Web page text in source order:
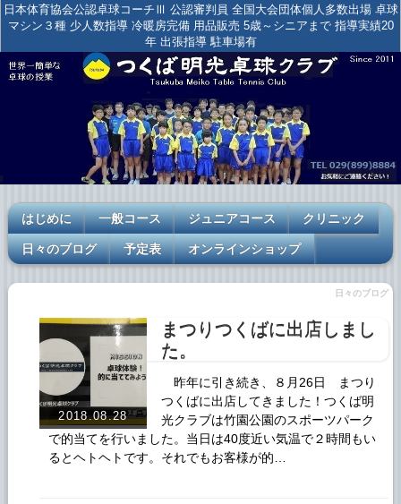
日本体育協会公認卓球コーチⅢ 公認審判員 全国大会団体個人多数出場 卓球
マシン３種 少人数指導 冷暖房完備 用品販売 5歳～シニアまで 指導実績20
年 出張指導 駐車場有
はじめに 一般コース ジュニアコース クリニック
日々のブログ 予定表 オンラインショップ
日々のブログ
2018.08.28
まつりつくばに出店しまし
た。
昨年に引き続き、８月26日 まつり
つくばに出店してきました！つくば明
光クラブは竹園公園のスポーツパーク
で的当てを行いました。当日は40度近い気温で２時間もい
るとヘトヘトです。それでもお客様が的…